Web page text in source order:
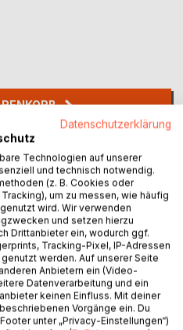
Datenschutzerklärung
Technologien auf unserer
und technisch notwendig.
(z. B. Cookies oder
um zu messen, wie häufig
wird. Wir verwenden
und setzen hierzu
Drittanbieter ein, wodurch ggf.
Tracking-Pixel, IP-Adressen
werden. Auf unserer Seite
Anbietern ein (Video-
Datenverarbeitung und ein
keinen Einfluss. Mit deiner
Vorgänge ein. Du
unter „Privacy-Einstellungen“)